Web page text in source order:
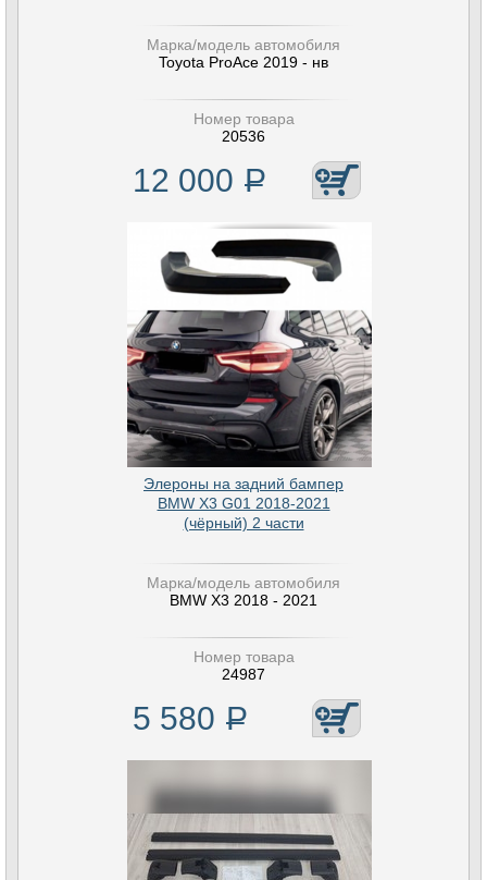
Марка/модель автомобиля
Toyota ProAce 2019 - нв
Номер товара
20536
12 000 Р
Элероны на задний бампер
BMW X3 G01 2018-2021
(чёрный) 2 части
Марка/модель автомобиля
BMW X3 2018 - 2021
Номер товара
24987
5 580 Р